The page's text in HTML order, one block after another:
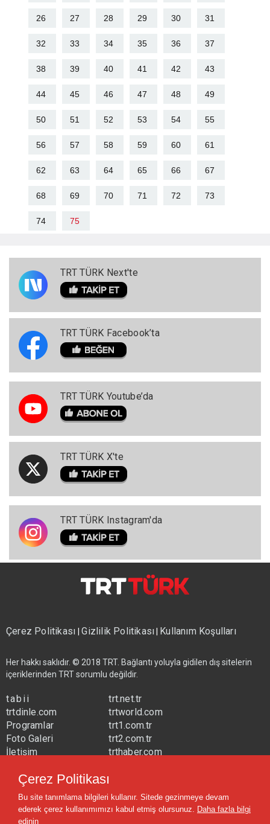
26 27 28 29 30 31
32 33 34 35 36 37
38 39 40 41 42 43
44 45 46 47 48 49
50 51 52 53 54 55
56 57 58 59 60 61
62 63 64 65 66 67
68 69 70 71 72 73
74 75
TRT TÜRK Next'te
TRT TÜRK Facebook’ta
TRT TÜRK Youtube’da
TRT TÜRK X'te
TRT TÜRK Instagram'da
Çerez Politikası|Gizlilik Politikası| Kullanım Koşulları
Her hakkı saklıdır. © 2018 TRT. Bağlantı yoluyla gidilen dış sitelerin
içeriklerinden TRT sorumlu değildir.
tabii
trtdinle.com
Programlar
Foto Galeri
İletişim
trt.net.tr
trtworld.com
trt1.com.tr
trt2.com.tr
trthaber.com
trtavaz.com.tr
trtmuzik.net.tr
trtcocuk.net.tr
Çerez Politikası
Bu site tanımlama bilgileri kullanır. Sitede gezinmeye devam
ederek çerez kullanımımızı kabul etmiş olursunuz. Daha fazla bilgi
edinin